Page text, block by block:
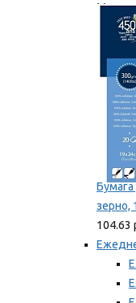
Мы
зерно,
104.63